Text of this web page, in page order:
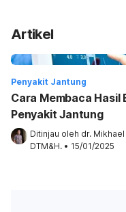
Artikel
Penyakit Jantung
Cara Membaca Hasil
Penyakit Jantung
Ditinjau oleh dr.
DTM&H. • 15/01/2025